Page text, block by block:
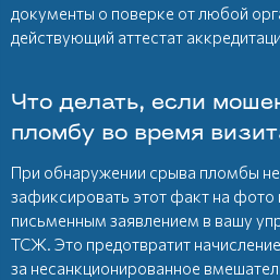
документы о поверке от любой
действующий аттестат
Что делать, если
пломбу во время
При обнаружении срыва пломбы
зафиксировать этот факт на фото
письменным заявлением в вашу
ТСЖ. Это предотвратит
за несанкционированное